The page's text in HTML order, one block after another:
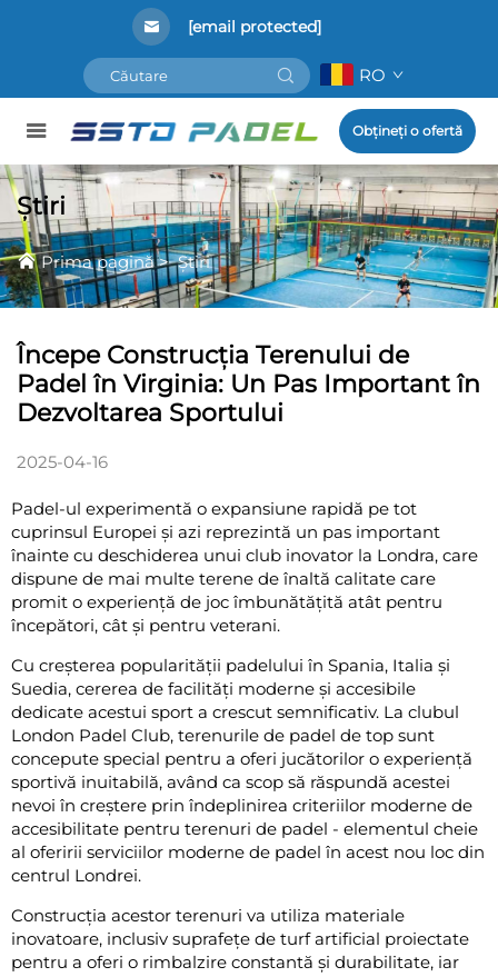
[email protected]
RO
Obțineți o ofertă
Știri
Prima pagină>Știri
Începe Construcția Terenului de
Padel în Virginia: Un Pas Important în
Dezvoltarea Sportului
2025-04-16
Padel-ul experimentă o expansiune rapidă pe tot
cuprinsul Europei și azi reprezintă un pas important
înainte cu deschiderea unui club inovator la Londra, care
dispune de mai multe terene de înaltă calitate care
promit o experiență de joc îmbunătățită atât pentru
începători, cât și pentru veterani.
Cu creșterea popularității padelului în Spania, Italia și
Suedia, cererea de facilități moderne și accesibile
dedicate acestui sport a crescut semnificativ. La clubul
London Padel Club, terenurile de padel de top sunt
concepute special pentru a oferi jucătorilor o experiență
sportivă inuitabilă, având ca scop să răspundă acestei
nevoi în creștere prin îndeplinirea criteriilor moderne de
accesibilitate pentru terenuri de padel - elementul cheie
al oferirii serviciilor moderne de padel în acest nou loc din
centrul Londrei.
Construcția acestor terenuri va utiliza materiale
inovatoare, inclusiv suprafețe de turf artificial proiectate
pentru a oferi o rimbalzire constantă și durabilitate, iar